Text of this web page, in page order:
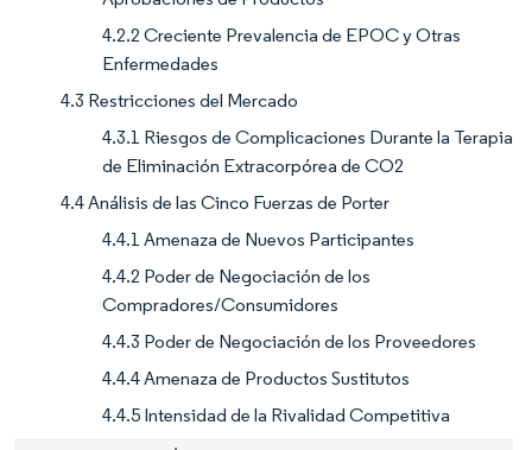
4.2.2 Creciente Prevalencia de EPOC y Otras
Enfermedades
4.3 Restricciones del Mercado
4.3.1 Riesgos de Complicaciones Durante la Terapia
de Eliminación Extracorpórea de CO2
4.4 Análisis de las Cinco Fuerzas de Porter
4.4.1 Amenaza de Nuevos Participantes
4.4.2 Poder de Negociación de los
Compradores/Consumidores
4.4.3 Poder de Negociación de los Proveedores
4.4.4 Amenaza de Productos Sustitutos
4.4.5 Intensidad de la Rivalidad Competitiva